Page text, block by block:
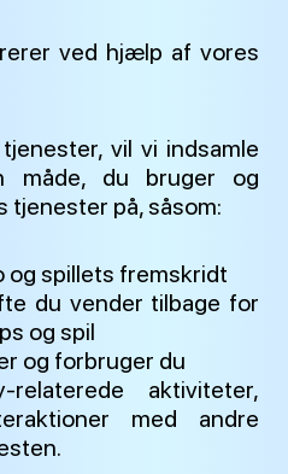
ved hjælp af vores
vil vi indsamle
måde, du bruger og
tjenester på, såsom:
og spillets fremskridt
du vender tilbage for
og spil
og forbruger du
relaterede aktiviteter,
med andre